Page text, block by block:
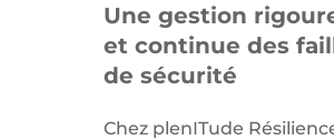
Une gestion
et continue des
de sécurité
Chez plenITude